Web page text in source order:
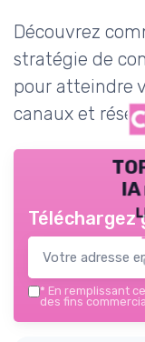
Découvrez
stratégie de
pour atteindre
canaux et
IA
* En remplissant
des fins